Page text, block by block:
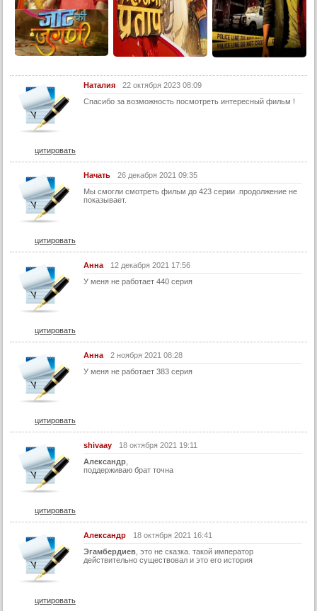
26 серия
27 серия
28 серия
30 серия
31 серия
32 серия
34 серия
35 серия
36 серия
37 серия
38 серия
40 серия
41 серия
43 серия
44 серия
45 серия
46 серия
47 серия
49 серия
50 серия
52 серия
53 серия
54 серия
55 серия
56 серия
Наталия
22 октября 2023 08:09
Спасибо за возможность посмотреть интересный фильм !
цитировать
Начать
26 декабря 2021 09:35
Мы смогли смотреть фильм до 423 серии .продолжение не
показывает.
цитировать
Анна
12 декабря 2021 17:56
У меня не работает 440 серия
цитировать
Анна
2 ноября 2021 08:28
У меня не работает 383 серия
цитировать
shivaay
18 октября 2021 19:11
Александр
поддерживаю брат точна
цитировать
Александр
18 октября 2021 16:41
Эгамбердиев , это не сказка. такой император
действительно существовал и это его история
цитировать